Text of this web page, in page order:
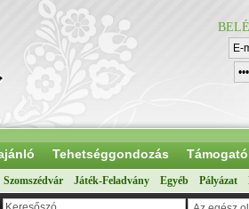
Tehetséggondozás
Szomszédvár Játék-Feladvány Egyéb Pályázat